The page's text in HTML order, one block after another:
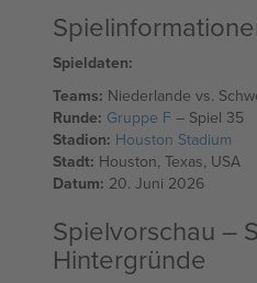
Spieldaten:
Teams: Niederlande vs.
Runde: Gruppe F – Spiel 35
Stadion: Houston Stadium
Stadt: Houston, Texas, USA
Datum: 20. Juni 2026
Spielvorschau –
Hintergründe